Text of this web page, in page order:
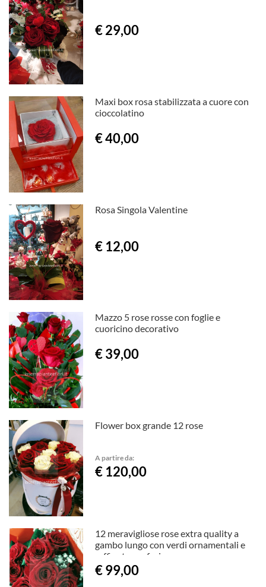
€ 29,00
Maxi box rosa stabilizzata a cuore con
cioccolatino
€ 40,00
Rosa Singola Valentine
€ 12,00
Mazzo 5 rose rosse con foglie e
cuoricino decorativo
€ 39,00
Flower box grande 12 rose
A partire da:
€ 120,00
12 meravigliose rose extra quality a
gambo lungo con verdi ornamentali e
raffinata confezione.
€ 99,00